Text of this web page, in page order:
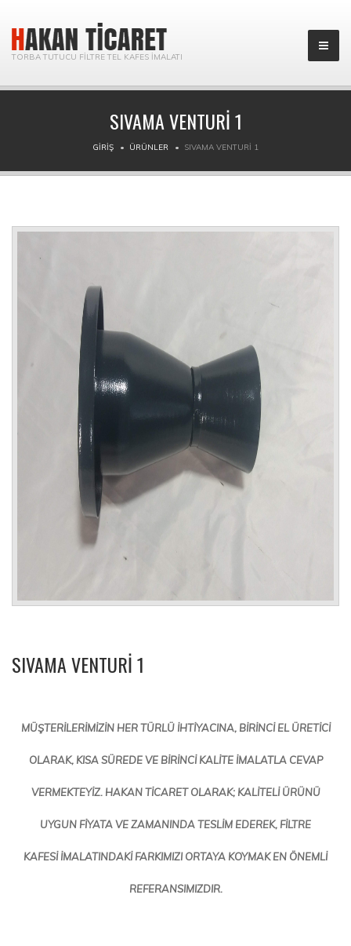
TORBA TUTUCU FILTRE TEL KAFES İMALATI
SIVAMA VENTURI 1
GIRIŞ ÜRÜNLER SIVAMA VENTURI 1
SIVAMA VENTURİ 1
MÜŞTERİLERİMİZİN HER TÜRLÜ İHTİYACINA, BİRİNCİ EL ÜRETİCİ
OLARAK, KISA SÜREDE VE BİRİNCİ KALİTE İMALATLA CEVAP
VERMEKTEYİZ. HAKAN TİCARET OLARAK; KALİTELİ ÜRÜNÜ
UYGUN FİYATA VE ZAMANINDA TESLİM EDEREK, FİLTRE
KAFESİİMALATINDAKİ FARKIMIZI ORTAYA KOYMAK EN ÖNEMLİ
REFERANSIMIZDIR.